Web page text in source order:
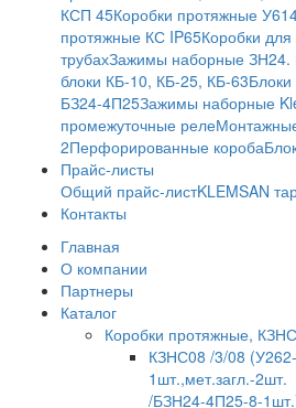
КСП 45Коробки протяжные
протяжные КС IP65Коробки для
трубахЗажимы наборные ЗН24.
блоки КБ-10, КБ-25, КБ-63
БЗ24-4П25Зажимы наборные
промежуточные реле
2Перфорированные короба
Прайс-листы
Общий прайс-листKLEMSAN
Контакты
Главная
О компании
Партнеры
Каталог
Коробки протяжные,
КЗНС08 /3/08
1шт.,мет.загл.-2шт.
/БЗН24-4П25-8-